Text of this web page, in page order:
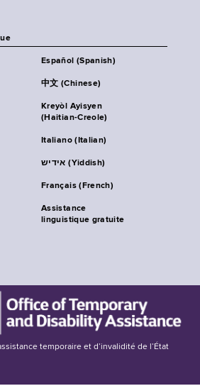
Español (Spanish)
中文 (Chinese)
Kreyòl Ayisyen
(Haitian-Creole)
Italiano (Italian)
אידיש (Yiddish)
Français (French)
Assistance
linguistique gratuite
temporaire et d’invalidité de l’État